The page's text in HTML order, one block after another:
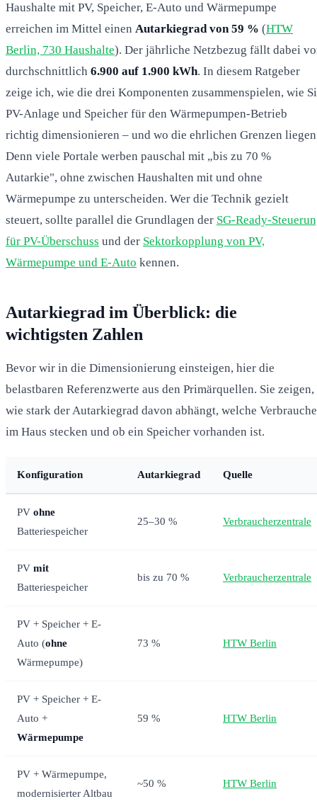
Haushalte mit PV, Speicher, E-Auto und Wärmepumpe
erreichen im Mittel einen Autarkiegrad von 59 % (HTW
Berlin, 730 Haushalte). Der jährliche Netzbezug fällt dabei
durchschnittlich 6.900 auf 1.900 kWh. In diesem Ratgeber
zeige ich, wie die drei Komponenten zusammenspielen, wie
PV-Anlage und Speicher für den Wärmepumpen-Betrieb
richtig dimensionieren – und wo die ehrlichen Grenzen
Denn viele Portale werben pauschal mit „bis zu 70 %
Autarkie", ohne zwischen Haushalten mit und ohne
Wärmepumpe zu unterscheiden. Wer die Technik gezielt
steuert, sollte parallel die Grundlagen der SG-Ready-
für PV-Überschuss und der Sektorkopplung von PV,
Wärmepumpe und E-Auto kennen.
Autarkiegrad im Überblick: die
wichtigsten Zahlen
Bevor wir in die Dimensionierung einsteigen, hier die
belastbaren Referenzwerte aus den Primärquellen. Sie zeigen,
wie stark der Autarkiegrad davon abhängt, welche
im Haus stecken und ob ein Speicher vorhanden ist.
Konfiguration Autarkiegrad Quelle
PV ohne
Batteriespeicher
25–30 % Verbraucherzentrale
PV mit
Batteriespeicher
bis zu 70 % Verbraucherzentrale
PV + Speicher + E-
Auto (ohne
Wärmepumpe)
73 % HTW Berlin
PV + Speicher + E-
Auto +
Wärmepumpe
59 % HTW Berlin
PV + Wärmepumpe,
modernisierter Altbau
~50 % HTW Berlin